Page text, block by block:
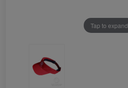
Tap to expand